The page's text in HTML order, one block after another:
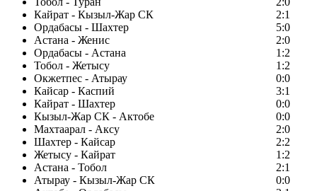
Кайрат - Кызыл-Жар СК
2:1
Ордабасы - Шахтер
5:0
Астана - Женис
2:0
Ордабасы - Астана
1:2
Тобол - Жетысу
1:2
Окжетпес - Атырау
0:0
Кайсар - Каспий
3:1
Кайрат - Шахтер
0:0
Кызыл-Жар СК - Актобе
0:0
Махтаарал - Аксу
2:0
Шахтер - Кайсар
2:2
Жетысу - Кайрат
1:2
Астана - Тобол
2:1
Атырау - Кызыл-Жар СК
0:0